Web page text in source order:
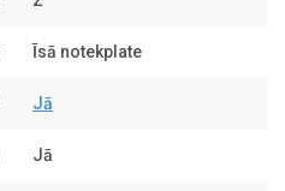
Īsā notekplate
Jā
Jā